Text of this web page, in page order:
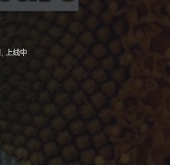
, 上线中